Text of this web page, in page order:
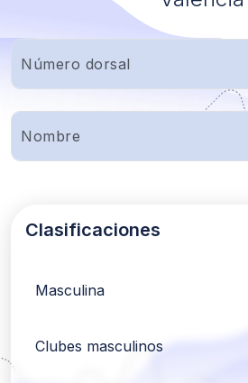
Clasificaciones
Masculina
Clubes masculinos